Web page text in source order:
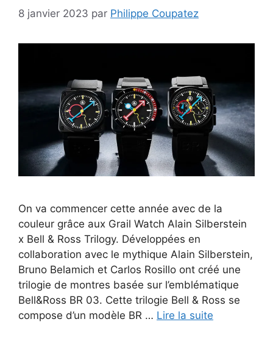
8 janvier 2023 par Philippe Coupatez
On va commencer cette année avec de la
couleur grâce aux Grail Watch Alain Silberstein
x Bell & Ross Trilogy. Développées en
collaboration avec le mythique Alain Silberstein,
Bruno Belamich et Carlos Rosillo ont créé une
trilogie de montres basée sur l’emblématique
Bell&Ross BR 03. Cette trilogie Bell & Ross se
compose d’un modèle BR … Lire la suite